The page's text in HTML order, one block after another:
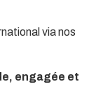
via nos
engagée et